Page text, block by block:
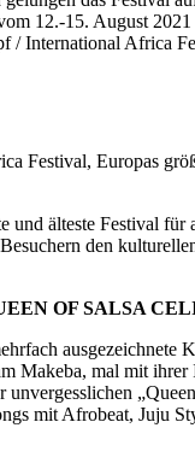
12.-15. August
/ International Africa
...
Festival, Europas
und älteste Festival
den
OF SALSA
Makeba, mal mit
mit Afrobeat, Juju